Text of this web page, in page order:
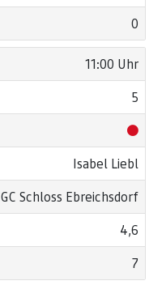
0
11:00 Uhr
5
Isabel Liebl
GC Schloss Ebreichsdorf
4,6
7